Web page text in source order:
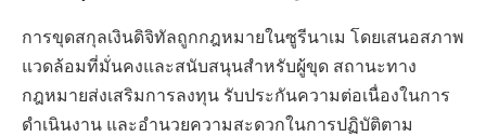
การขุดสกุลเงินดิจิทัลถูกกฎหมายในซูรีนาเม โดยเสนอสภาพ
แวดล้อมที่มั่นคงและสนับสนุนสำหรับผู้ขุด สถานะทาง
กฎหมายส่งเสริมการลงทุน รับประกันความต่อเนื่องในการ
ดำเนินงาน และอำนวยความสะดวกในการปฏิบัติตาม